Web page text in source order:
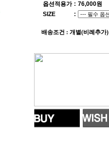
옵션적용가 : 76,000원
SIZE
:
배송조건 : 개별(비례추가)